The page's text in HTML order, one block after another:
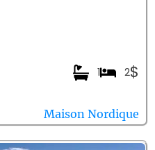
$
2
1
Maison Nordique